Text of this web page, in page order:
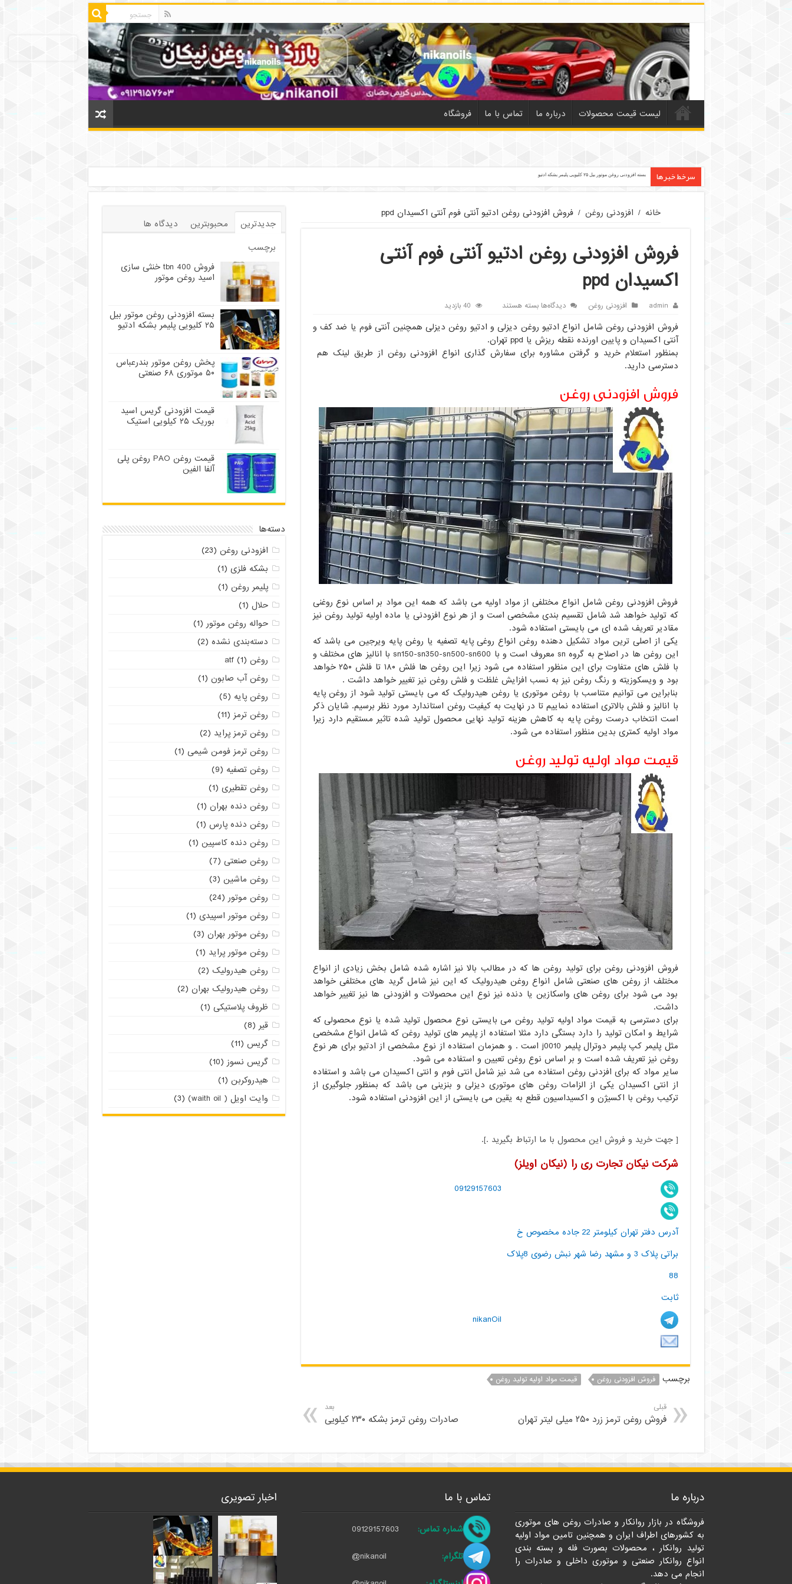
لیست قیمت محصولات درباره ما تماس با ما فروشگاه
سرخط خبرها بسته افزودنی روغن موتور بیل ۲۵ کلیویی پلیمر بشکه ادتیو
خانه / افزودنی روغن / فروش افزودنی روغن ادتیو آنتی فوم آنتی اکسیدان ppd
فروش افزودنی روغن ادتیو آنتی فوم آنتی
اکسیدان ppd
admin افزودنی روغن دیدگاه‌هابرای
افزودنی
روغن
ادتیو
آنتی
بسته هستند 40 بازدید
فروش افزودنی روغن شامل انواع ادتیو روغن دیزلی و ادتیو روغن دیزلی همچنین آنتی فوم یا ضد کف و
آنتی اکسیدان و پایین اورنده نقطه ریزش یا ppd تهران.
بمنظور استعلام خرید و گرفتن مشاوره برای سفارش گذاری انواع افزودنی روغن از طریق لینک هم
دسترسی دارید.
فروش افزودنی روغن
فروش افزودنی روغن شامل انواع مختلفی از مواد اولیه می باشد که همه این مواد بر اساس نوع روغنی
که تولید خواهد شد شامل تقسیم بندی مشخصی است و از هر نوع افزودنی یا ماده اولیه تولید روغن نیز
مقادیر تعریف شده ای می بایستی استفاده شود.
یکی از اصلی ترین مواد تشکیل دهنده روغن انواع روغی پایه تصفیه یا روغن پایه ویرجین می باشد که
این روغن ها در اصلاح به گروه sn معروف است و با sn150-sn350-sn500-sn600 با انالیز های مختلف و
با فلش های متفاوت برای این منظور استفاده می شود زیرا این روغن ها فلش ۱۸۰ تا فلش ۲۵۰ خواهد
بود و ویسکوزیته و رنگ روغن نیز به نسب افزایش غلظت و فلش روغن نیز تغییر خواهد داشت .
بنابراین می توانیم متناسب با روغن موتوری یا روغن هیدرولیک که می بایستی تولید شود از روغن پایه
با انالیز و فلش بالاتری استفاده نماییم تا در نهایت به کیفیت روغن استاندارد مورد نظر برسیم. شایان ذکر
است انتخاب درست روغن پایه به کاهش هزینه تولید نهایی محصول تولید شده تاثیر مستقیم دارد زیرا
مواد اولیه کمتری بدین منظور استفاده می شود.
قیمت مواد اولیه تولید روغن
فروش افزودنی روغن برای تولید روغن ها که در مطالب بالا نیز اشاره شده شامل بخش زیادی از انواع
مختلف از روغن های صنعتی شامل انواع روغن هیدرولیک که این نیز شامل گرید های مختلفی خواهد
بود می شود برای روغن های واسکازین یا دنده نیز نوع این محصولات و افزودنی ها نیز تغییر خواهد
داشت.
برای دسترسی به قیمت مواد اولیه تولید روغن می بایستی نوع محصول تولید شده یا نوع محصولی که
شرایط و امکان تولید را دارد بستگی دارد مثلا استفاده از پلیمر های تولید روغن که شامل انواع مشخصی
مثل پلیمر کپ پلیمر دوترال پلیمر j0010 است . و همزمان استفاده از نوع مشخصی از ادتیو برای هر نوع
روغن نیز تعریف شده است و بر اساس نوع روغن تعیین و استفاده می شود.
سایر مواد که برای افزدنی روغن استفاده می شد نیز شامل انتی فوم و انتی اکسیدان می باشد و استفاده
از انتی اکسیدان یکی از الزامات روغن های موتوری دیزلی و بنزینی می باشد که بمنظور جلوگیری از
ترکیب روغن با اکسیژن و اکسیداسیون قطع به یقین می بایستی از این افزودنی استفاده شود.
[ جهت خرید و فروش این محصول با ما ارتباط بگیرید .].
شرکت نیکان تجارت ری را (نیکان اویلز)
09129157603
آدرس دفتر تهران کیلومتر 22 جاده مخصوص خ
براتی پلاک 3 و مشهد رضا شهر نبش رضوی 8پلاک
88
ثابت
nikanOil
برچسب فروش افزودنی روغن قیمت مواد اولیه تولید روغن
قبلی
فروش روغن ترمز زرد ۲۵۰ میلی لیتر تهران
بعد
صادرات روغن ترمز بشکه ۲۳۰ کیلویی
جدیدترین محبوبترین
دیدگاه ها
برچسب
فروش tbn 400 خنثی سازی
اسید روغن موتور
بسته افزودنی روغن موتور بیل
۲۵ کلیویی پلیمر بشکه ادتیو
پخش روغن موتور بندرعباس
۵۰ موتوری ۶۸ صنعتی
قیمت افزودنی گریس اسید
بوریک ۲۵ کیلویی استیک
قیمت روغن PAO روغن پلی
آلفا الفین
دسته‌ها
افزودنی روغن (23)
بشکه فلزی (1)
پلیمر روغن (1)
حلال (1)
حواله روغن موتور (1)
دسته‌بندی نشده (2)
روغن atf (1)
روغن آب صابون (1)
روغن پایه (5)
روغن ترمز (11)
روغن ترمز پراید (2)
روغن ترمز فومن شیمی (1)
روغن تصفیه (9)
روغن تقطیری (1)
روغن دنده بهران (1)
روغن دنده پارس (1)
روغن دنده کاسپین (1)
روغن صنعتی (7)
روغن ماشین (3)
روغن موتور (24)
روغن موتور اسپیدی (1)
روغن موتور بهران (3)
روغن موتور پراید (1)
روغن هیدرولیک (2)
روغن هیدرولیک بهران (2)
ظروف پلاستیکی (1)
قیر (8)
گریس (11)
گریس نسوز (10)
هیدروکربن (1)
وایت اویل ( waith oil)
(3)
درباره ما
فروشگاه در بازار روانکار و صادرات روغن های موتوری
به کشورهای اطراف ایران و همچنین تامین مواد اولیه
تولید روانکار ، محصولات بصورت فله و بسته بندی
انواع روانکار صنعتی و موتوری داخلی و صادرات را
انجام می دهد.
تماس با ما
شماره تماس: 09129157603
تلگرام: @nikanoil
اخبار تصویری